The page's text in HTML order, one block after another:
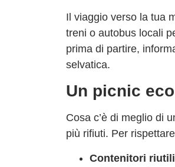
Il viaggio verso la tua
treni o autobus locali
prima di partire,
selvatica.
Un picnic
Cosa c’è di meglio di
più rifiuti. Per
Contenitori